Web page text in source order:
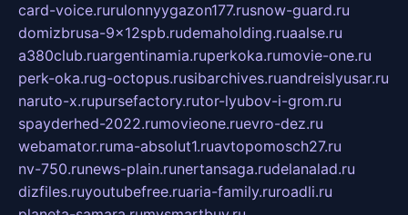
card-voice.rurulonnyygazon177.rusnow-guard.ru
domizbrusa-9x12spb.rudemaholding.ruaalse.ru
a380club.ruargentinamia.ruperkoka.rumovie-one.ru
perk-oka.rug-octopus.rusibarchives.ruandreislyusar.ru
naruto-x.rupursefactory.rutor-lyubov-i-grom.ru
spayderhed-2022.rumovieone.ruevro-dez.ru
webamator.ruma-absolut1.ruavtopomosch27.ru
nv-750.runews-plain.runertansaga.rudelanalad.ru
dizfiles.ruyoutubefree.ruaria-family.ruroadli.ru